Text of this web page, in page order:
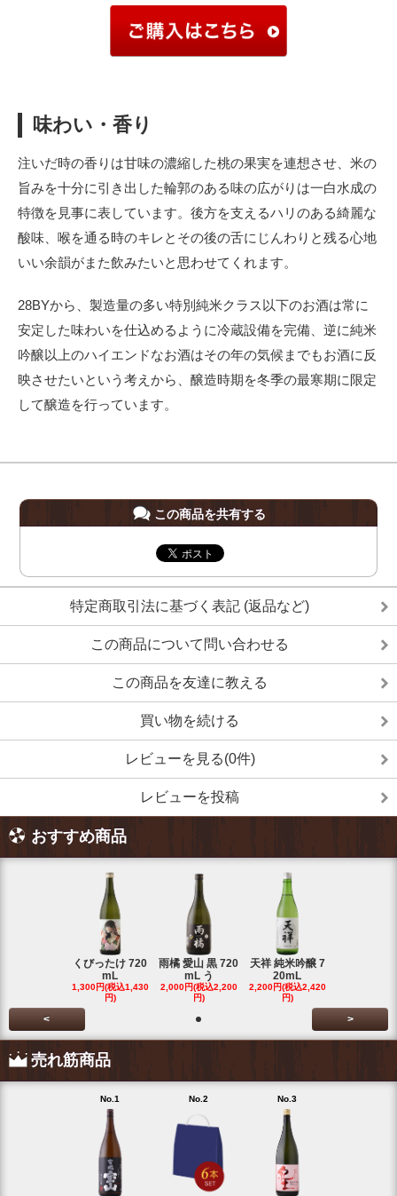
味わい・香り
注いだ時の香りは甘味の濃縮した桃の果実を連想させ、米の
旨みを十分に引き出した輪郭のある味の広がりは一白水成の
特徴を見事に表しています。後方を支えるハリのある綺麗な
酸味、喉を通る時のキレとその後の舌にじんわりと残る心地
いい余韻がまた飲みたいと思わせてくれます。
28BYから、製造量の多い特別純米クラス以下のお酒は常に
安定した味わいを仕込めるように冷蔵設備を完備、逆に純米
吟醸以上のハイエンドなお酒はその年の気候までもお酒に反
映させたいという考えから、醸造時期を冬季の最寒期に限定
して醸造を行っています。
この商品を共有する
特定商取引法に基づく表記 (返品など)
この商品について問い合わせる
この商品を友達に教える
買い物を続ける
レビューを見る(0件)
レビューを投稿
おすすめ商品
くびったけ 720
mL
1,300円(税込1,430
円)
雨橘 愛山 黒 720
mL う
2,000円(税込2,200
円)
天祥 純米吟醸 7
20mL
2,200円(税込2,420
円)
< >
売れ筋商品
No.1 No.2 No.3